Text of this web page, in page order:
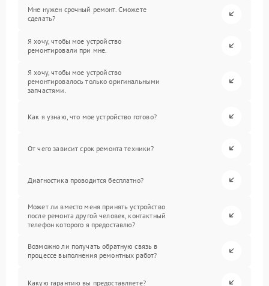
Мне нужен срочный ремонт. Сможете
сделать?
Я хочу, чтобы мое устройство
ремонтировали при мне.
Я хочу, чтобы мое устройство
ремонтировалось только оригинальными
запчастями.
Как я узнаю, что мое устройство готово?
От чего зависит срок ремонта техники?
Диагностика проводится бесплатно?
Может ли вместо меня принять устройство
после ремонта другой человек, контактный
телефон которого я предоставлю?
Возможно ли получать обратную связь в
процессе выполнения ремонтных работ?
Какую гарантию вы предоставляете?